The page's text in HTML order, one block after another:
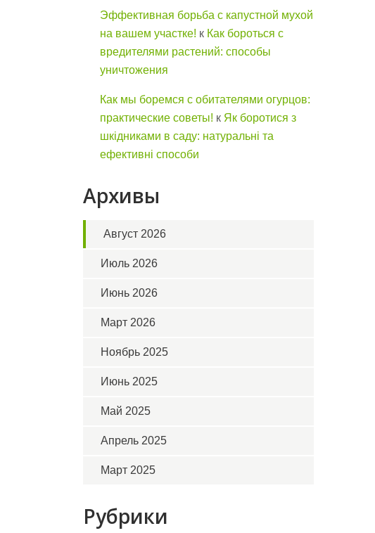
Эффективная борьба с капустной мухой
на вашем участке! к Как бороться с
вредителями растений: способы
уничтожения
Как мы боремся с обитателями огурцов:
практические советы! к Як боротися з
шкідниками в саду: натуральні та
ефективні способи
Архивы
Август 2026
Июль 2026
Июнь 2026
Март 2026
Ноябрь 2025
Июнь 2025
Май 2025
Апрель 2025
Март 2025
Рубрики